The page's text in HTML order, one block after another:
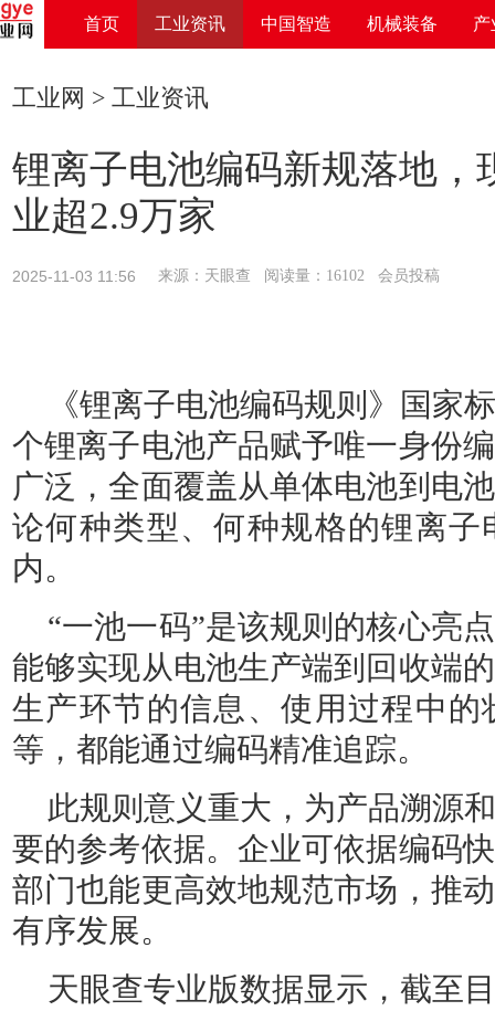
首页 工业资讯 中国智造 机械装备 产
工业网 > 工业资讯
锂离子电池编码新规落地，
业超2.9万家
2025-11-03 11:56 来源：天眼查 阅读量：16102 会员投稿
《锂离子电池编码规则》国家
个锂离子电池产品赋予唯一身份
广泛，全面覆盖从单体电池到电
论何种类型、何种规格的锂离
内。
“一池一码”是该规则的核心亮
能够实现从电池生产端到回收端
生产环节的信息、使用过程中
等，都能通过编码精准追踪。
此规则意义重大，为产品溯源
要的参考依据。企业可依据编码
部门也能更高效地规范市场，推
有序发展。
天眼查专业版数据显示，截至